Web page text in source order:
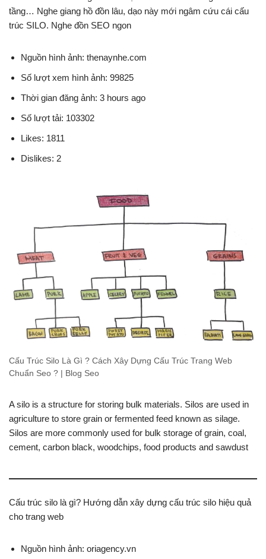
tầng… Nghe giang hồ đồn lâu, dạo này mới ngâm cứu cái cấu
trúc SILO. Nghe đồn SEO ngon
Nguồn hình ảnh: thenaynhe.com
Số lượt xem hình ảnh: 99825
Thời gian đăng ảnh: 3 hours ago
Số lượt tải: 103302
Likes: 1811
Dislikes: 2
Cấu Trúc Silo Là Gì ? Cách Xây Dựng Cấu Trúc Trang Web
Chuẩn Seo ? | Blog Seo
A silo is a structure for storing bulk materials. Silos are used in
agriculture to store grain or fermented feed known as silage.
Silos are more commonly used for bulk storage of grain, coal,
cement, carbon black, woodchips, food products and sawdust
Cấu trúc silo là gì? Hướng dẫn xây dựng cấu trúc silo hiệu quả
cho trang web
Nguồn hình ảnh: oriagency.vn